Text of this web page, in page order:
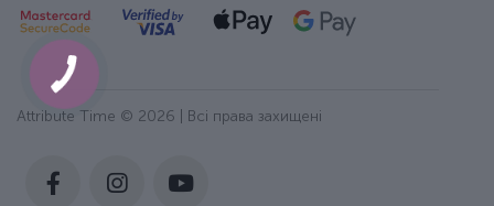
Attribute Time © 2026 | Всі права захищені